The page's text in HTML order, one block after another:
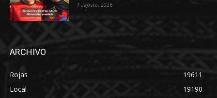
7 agosto, 2026
ARCHIVO
Rojas
19611
Local
19190